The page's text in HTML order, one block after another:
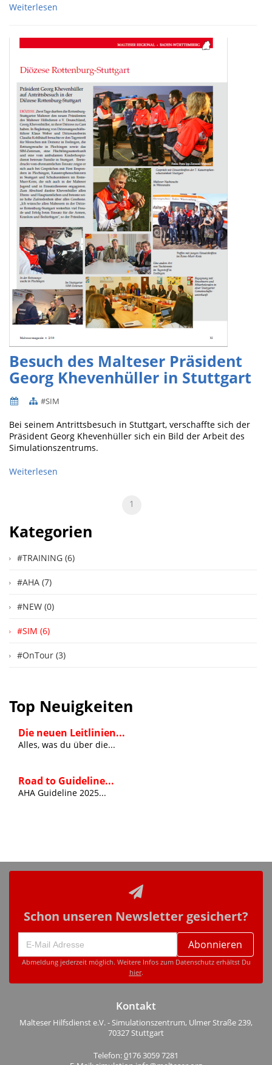
Weiterlesen
Besuch des Malteser Präsident
Georg Khevenhüller in Stuttgart
#SIM
Bei seinem Antrittsbesuch in Stuttgart, verschaffte sich der
Präsident Georg Khevenhüller sich ein Bild der Arbeit des
Simulationszentrums.
Weiterlesen
1
Kategorien
#TRAINING (6)
#AHA (7)
#NEW (0)
#SIM (6)
#OnTour (3)
Top Neuigkeiten
Die neuen Leitlinien...
Alles, was du über die...
Road to Guideline...
AHA Guideline 2025...
Schon unseren Newsletter gesichert?
Abonnieren
Abmeldung jederzeit möglich. Weitere Infos zum Datenschutz erhältst Du
hier.
Kontakt
Malteser Hilfsdienst e.V. - Simulationszentrum, Ulmer Straße 239,
70327 Stuttgart
Telefon:0176 3059 7281